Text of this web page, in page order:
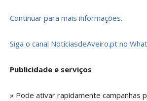
Continuar para mais informações.
Siga o canal NotíciasdeAveiro.pt no
Publicidade e serviços
» Pode ativar rapidamente campanhas